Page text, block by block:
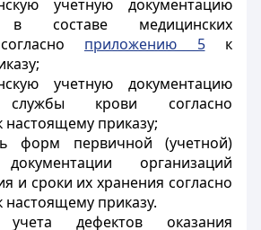
учетную документацию
в составе медицинских
приложению 5к
учетную документацию
службы крови согласно
настоящему приказу;
форм первичной (учетной)
организаций
и сроки их хранения согласно
настоящему приказу.
дефектов оказания